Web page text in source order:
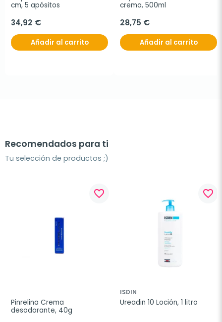
cm, 5 apósitos
34,92 €
Añadir al carrito
crema, 500ml
28,75 €
Añadir al carrito
Recomendados para ti
Tu selección de productos ;)
favorite_border
Pinrelina Crema
desodorante, 40g
favorite_border
ISDIN
Ureadin 10 Loción, 1 litro